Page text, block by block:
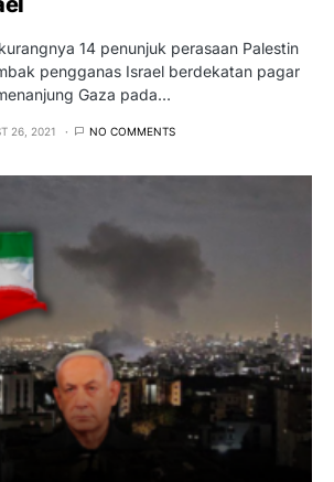
14 penunjuk perasaan Palestin
pengganas Israel berdekatan pagar
Gaza pada…
26, 2021 NO COMMENTS